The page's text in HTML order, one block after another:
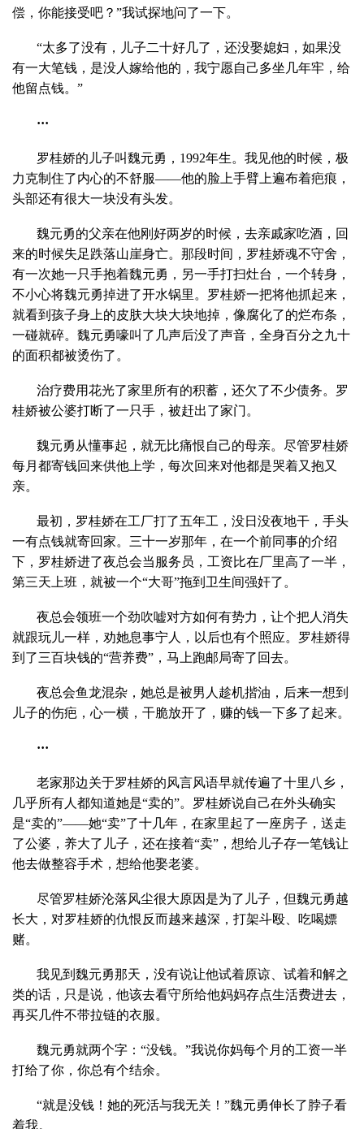
偿，你能接受吧？”我试探地问了一下。
“太多了没有，儿子二十好几了，还没娶媳妇，如果没
有一大笔钱，是没人嫁给他的，我宁愿自己多坐几年牢，给
他留点钱。”
···
罗桂娇的儿子叫魏元勇，1992年生。我见他的时候，极
力克制住了内心的不舒服——他的脸上手臂上遍布着疤痕，
头部还有很大一块没有头发。
魏元勇的父亲在他刚好两岁的时候，去亲戚家吃酒，回
来的时候失足跌落山崖身亡。那段时间，罗桂娇魂不守舍，
有一次她一只手抱着魏元勇，另一手打扫灶台，一个转身，
不小心将魏元勇掉进了开水锅里。罗桂娇一把将他抓起来，
就看到孩子身上的皮肤大块大块地掉，像腐化了的烂布条，
一碰就碎。魏元勇嚎叫了几声后没了声音，全身百分之九十
的面积都被烫伤了。
治疗费用花光了家里所有的积蓄，还欠了不少债务。罗
桂娇被公婆打断了一只手，被赶出了家门。
魏元勇从懂事起，就无比痛恨自己的母亲。尽管罗桂娇
每月都寄钱回来供他上学，每次回来对他都是哭着又抱又
亲。
最初，罗桂娇在工厂打了五年工，没日没夜地干，手头
一有点钱就寄回家。三十一岁那年，在一个前同事的介绍
下，罗桂娇进了夜总会当服务员，工资比在厂里高了一半，
第三天上班，就被一个“大哥”拖到卫生间强奸了。
夜总会领班一个劲吹嘘对方如何有势力，让个把人消失
就跟玩儿一样，劝她息事宁人，以后也有个照应。罗桂娇得
到了三百块钱的“营养费”，马上跑邮局寄了回去。
夜总会鱼龙混杂，她总是被男人趁机揩油，后来一想到
儿子的伤疤，心一横，干脆放开了，赚的钱一下多了起来。
···
老家那边关于罗桂娇的风言风语早就传遍了十里八乡，
几乎所有人都知道她是“卖的”。罗桂娇说自己在外头确实
是“卖的”——她“卖”了十几年，在家里起了一座房子，送走
了公婆，养大了儿子，还在接着“卖”，想给儿子存一笔钱让
他去做整容手术，想给他娶老婆。
尽管罗桂娇沦落风尘很大原因是为了儿子，但魏元勇越
长大，对罗桂娇的仇恨反而越来越深，打架斗殴、吃喝嫖
赌。
我见到魏元勇那天，没有说让他试着原谅、试着和解之
类的话，只是说，他该去看守所给他妈妈存点生活费进去，
再买几件不带拉链的衣服。
魏元勇就两个字：“没钱。”我说你妈每个月的工资一半
打给了你，你总有个结余。
“就是没钱！她的死活与我无关！”魏元勇伸长了脖子看
着我。